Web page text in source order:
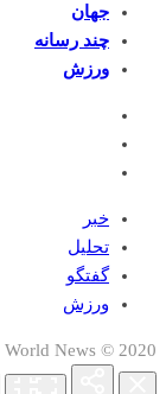
جهان
چند رسانه
ورزش
خبر
تحلیل
گفتگو
ورزش
2020 © Zeen World News